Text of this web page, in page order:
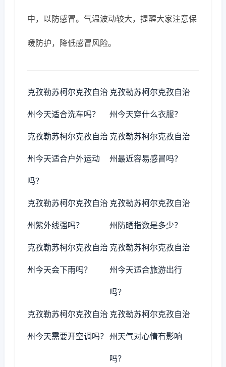
中，以防感冒。气温波动较大，提醒大家注意保
暖防护，降低感冒风险。
克孜勒苏柯尔克孜自治
州今天适合洗车吗？
克孜勒苏柯尔克孜自治
州今天穿什么衣服？
克孜勒苏柯尔克孜自治
州今天适合户外运动
吗？
克孜勒苏柯尔克孜自治
州最近容易感冒吗？
克孜勒苏柯尔克孜自治
州紫外线强吗？
克孜勒苏柯尔克孜自治
州防晒指数是多少？
克孜勒苏柯尔克孜自治
州今天会下雨吗？
克孜勒苏柯尔克孜自治
州今天适合旅游出行
吗？
克孜勒苏柯尔克孜自治
州今天需要开空调吗？
克孜勒苏柯尔克孜自治
州天气对心情有影响
吗？